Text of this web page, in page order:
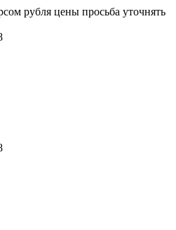
рубля цены просьба уточнять